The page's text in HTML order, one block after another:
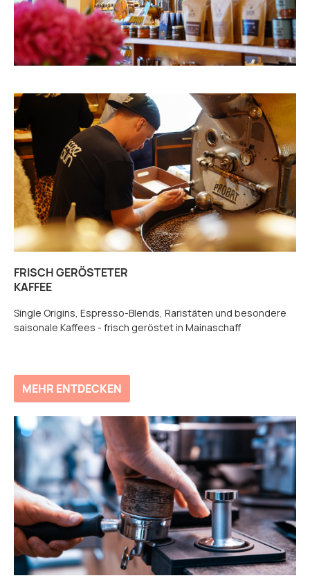
FRISCH GERÖSTETER
KAFFEE
Single Origins, Espresso-Blends, Raristäten und besondere
saisonale Kaffees - frisch geröstet in Mainaschaff
MEHR ENTDECKEN